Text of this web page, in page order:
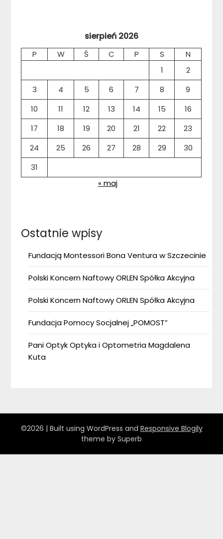
sierpień 2026
P W Ś C P S
N
1
2
3
4 5 6 7 8
9
10
11 12 13 14 15
16
17
18 19 20 21 22
23
24
25 26 27 28 29
30
31
« maj
Ostatnie wpisy
Fundacją Montessori Bona Ventura w Szczecinie
Polski Koncern Naftowy ORLEN Spółka Akcyjna
Polski Koncern Naftowy ORLEN Spółka Akcyjna
Fundacja Pomocy Socjalnej „POMOST”
Pani Optyk Optyka i Optometria Magdalena
Kuta
©2026 | Built using WordPress and Responsive Blogily
theme by Superb